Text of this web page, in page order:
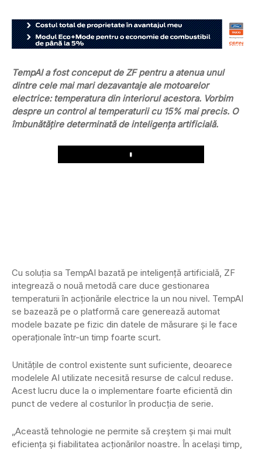
TempAI a fost conceput de ZF pentru a atenua unul
dintre cele mai mari dezavantaje ale motoarelor
electrice: temperatura din interiorul acestora. Vorbim
despre un control al temperaturii cu 15% mai precis. O
îmbunătățire determinată de inteligența artificială.
Play
Cu soluția sa TempAI bazată pe inteligență artificială, ZF
integrează o nouă metodă care duce gestionarea
temperaturii în acționările electrice la un nou nivel. TempAI
se bazează pe o platformă care generează automat
modele bazate pe fizic din datele de măsurare și le face
operaționale într-un timp foarte scurt.
Unitățile de control existente sunt suficiente, deoarece
modelele AI utilizate necesită resurse de calcul reduse.
Acest lucru duce la o implementare foarte eficientă din
punct de vedere al costurilor în producția de serie.
„Această tehnologie ne permite să creștem și mai mult
eficiența și fiabilitatea acționărilor noastre. În același timp,